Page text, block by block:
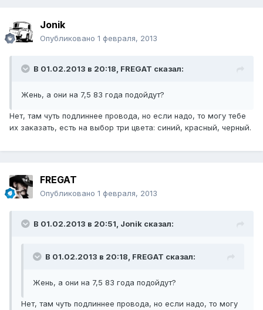
Jonik
Опубликовано 1 февраля, 2013
В 01.02.2013 в 20:18, FREGAT сказал:
Жень, а они на 7,5 83 года подойдут?
Нет, там чуть подлиннее провода, но если надо, то могу тебе
их заказать, есть на выбор три цвета: синий, красный, черный.
FREGAT
Опубликовано 1 февраля, 2013
В 01.02.2013 в 20:51, Jonik сказал:
В 01.02.2013 в 20:18, FREGAT сказал:
Жень, а они на 7,5 83 года подойдут?
Нет, там чуть подлиннее провода, но если надо, то могу